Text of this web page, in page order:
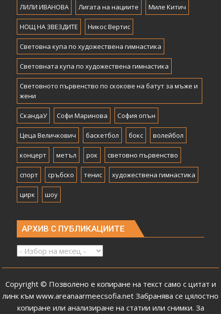
ЛИЛИ ИВАНОВА Лигата на нациите Миле Китич
НОЩ НА ЗВЕЗДИТЕ Никос Вертис
Световна купа по художествена гимнастика
Световната купа по художествена гимнастика
Световното първенство по скокове на батут за мъже и
жени
СкандаУ Софи Маринова София опън
Цеца Величкович баскетбол бокс волейбол
концерт метъл рок световно първенство
спорт сръбско тенис художествена гимнастика
цирк шоу
АРХИВ С ПУБЛИКАЦИИТЕ
Архив
Copyright © Позволено е копиране на текст само с цитат и
линк към www.areanaarmeecsofia.net Забранява се цялостно
копиране или анализиране на статии или снимки. За